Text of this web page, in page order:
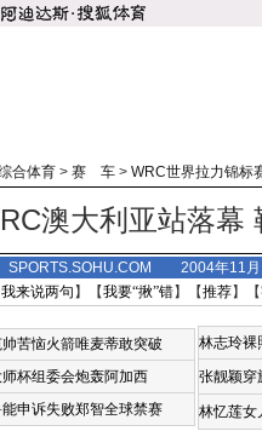
合体育 > 赛 车 > WRC世界拉力锦标
澳大利亚站落幕
SPORTS.SOHU.COM 2004年11
我来说两句 】【我要“揪”错】【推荐】
苦恼火箭唯麦蒂敢突破
杯组委会炮轰阿加西
申诉失败郑智全球禁赛
林志玲裸
张靓颖穿
林忆莲女